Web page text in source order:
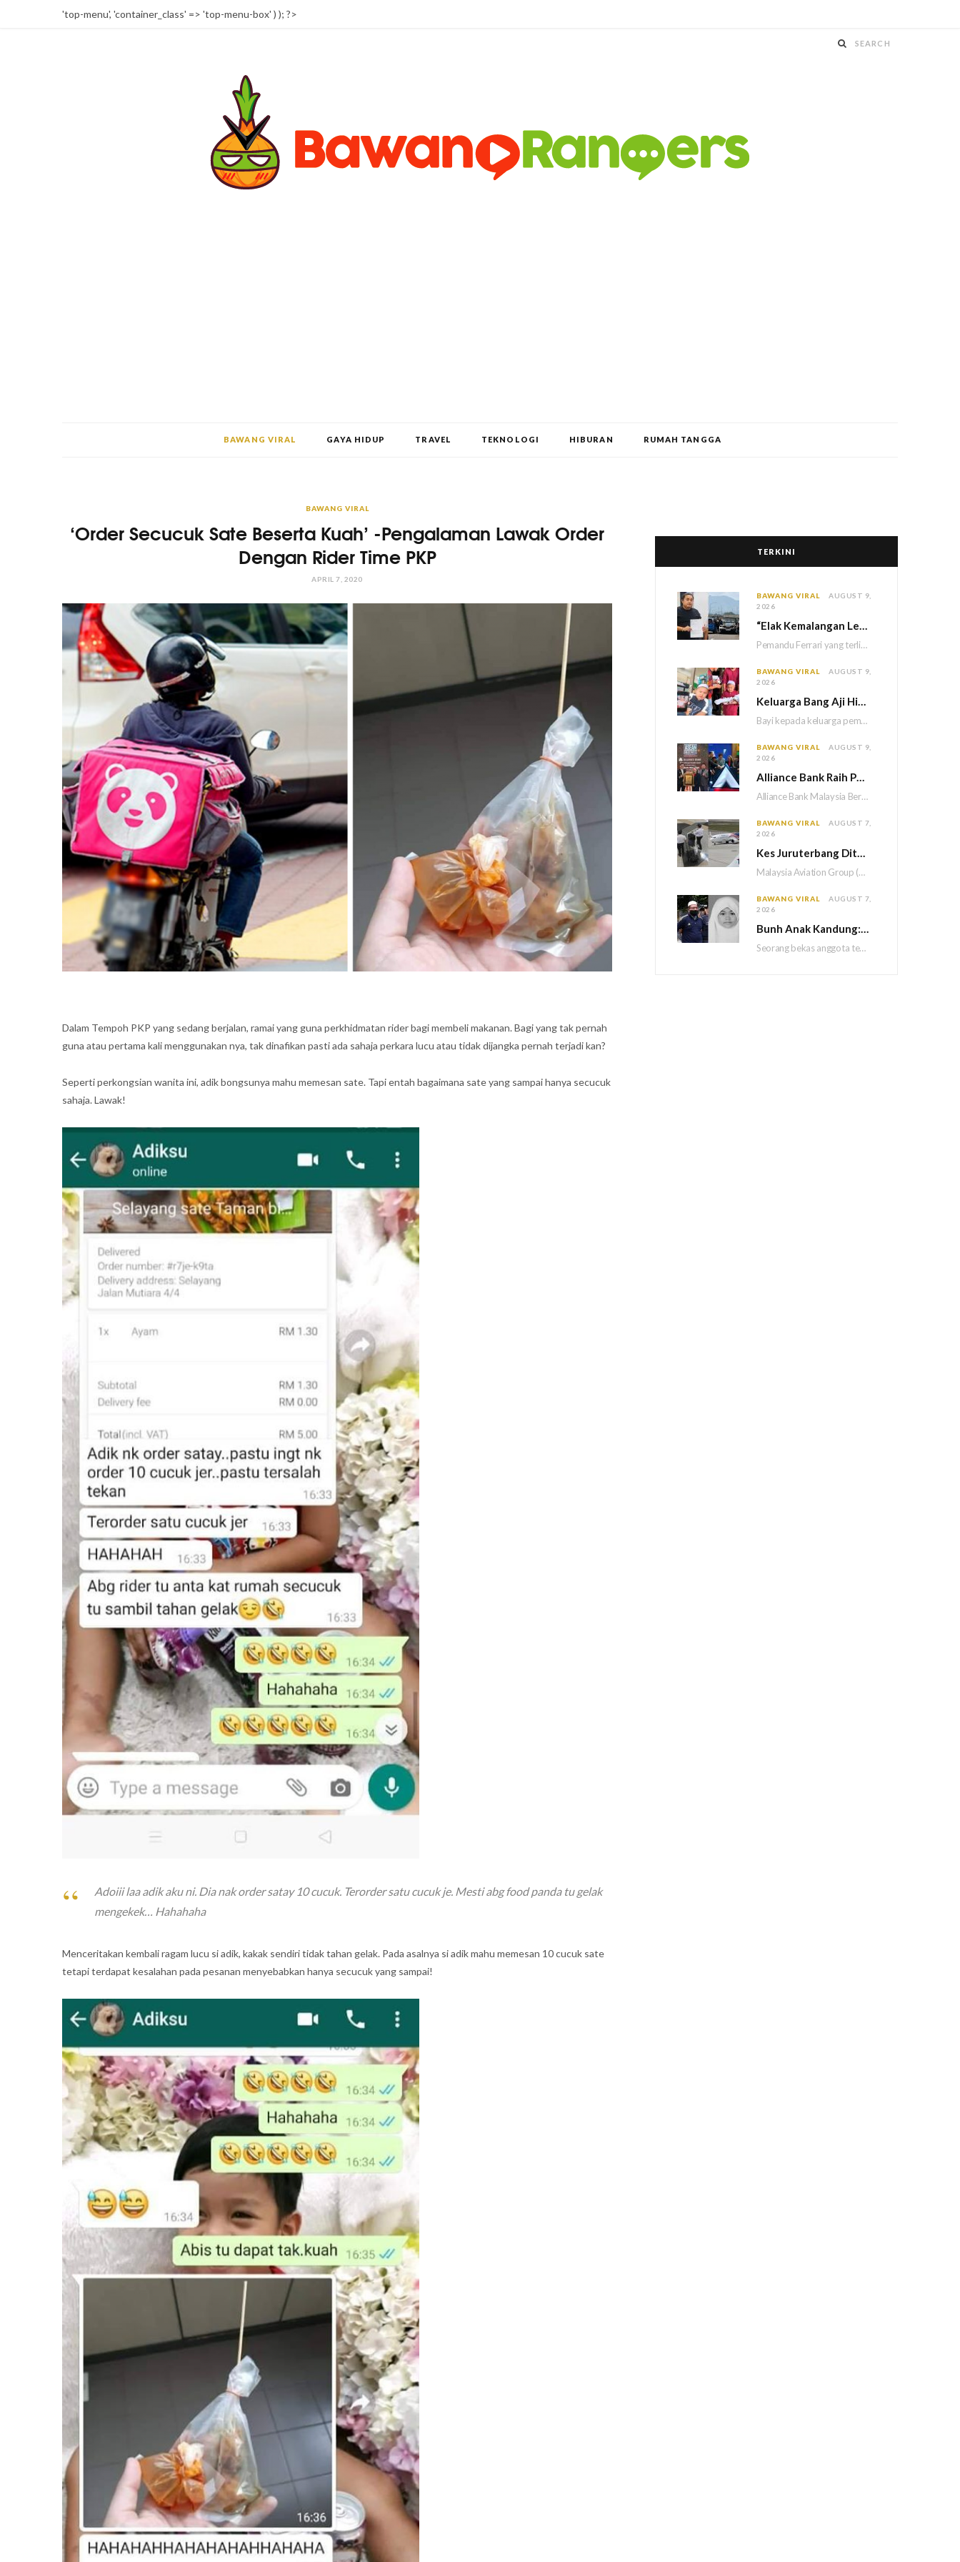
'top-menu', 'container_class' => 'top-menu-box' ) ); ?>
BAWANG VIRAL GAYA HIDUP TRAVEL TEKNOLOGI HIBURAN RUMAH TANGGA
BAWANG VIRAL
‘Order Secucuk Sate Beserta Kuah’ -Pengalaman Lawak Order
Dengan Rider Time PKP
APRIL 7, 2020
Dalam Tempoh PKP yang sedang berjalan, ramai yang guna perkhidmatan rider bagi membeli makanan. Bagi yang tak pernah
guna atau pertama kali menggunakan nya, tak dinafikan pasti ada sahaja perkara lucu atau tidak dijangka pernah terjadi kan?
Seperti perkongsian wanita ini, adik bongsunya mahu memesan sate. Tapi entah bagaimana sate yang sampai hanya secucuk
sahaja. Lawak!
Adoiii laa adik aku ni. Dia nak order satay 10 cucuk. Terorder satu cucuk je. Mesti abg food panda tu gelak
mengekek… Hahahaha
Menceritakan kembali ragam lucu si adik, kakak sendiri tidak tahan gelak. Pada asalnya si adik mahu memesan 10 cucuk sate
tetapi terdapat kesalahan pada pesanan menyebabkan hanya secucuk yang sampai!
TERKINI
BAWANG VIRAL
AUGUST 9,
2026
“Elak Kemalangan Lebih Besar” – Bukan Sengaja Tukar Lorong, Pemandu Ferrari Jelaskan Insiden Pergaduhan Di PLUS
Pemandu Ferrari yang terlibat dalam video pergaduhan dengan pemandu Perodua Aruz di Lebuhraya Utara-Selatan (PLUS)…
BAWANG VIRAL
AUGUST 9,
2026
Keluarga Bang Aji Hiba, Bayi Kayla Meninggal Dunia Selepas 49 Hari Akibat Tersedak Susu
Bayi kepada keluarga pempengaruh cilik, Bang Aji atau Muhammad Aniq, 5, hanya sempat bersama keluarga…
BAWANG VIRAL
AUGUST 9,
2026
Alliance Bank Raih Pengiktirafan ASEAN Records, Tampil Dengan Kad Kredit Maya Lebih Fleksibel
Alliance Bank Malaysia Berhad mencatat pencapaian baharu dalam perbankan digital menerusi penambahbaikan Kad Kredit Maya…
BAWANG VIRAL
AUGUST 7,
2026
Kes Juruterbang Ditahan Di Indonesia, MAG Wajibkan Saringan Dadah 1,260 Juruterbang Malaysia Airlines
Malaysia Aviation Group (MAG) akan melaksanakan saringan dadah mandatori terhadap semua juruterbang Malaysia Airlines sebagai…
BAWANG VIRAL
AUGUST 7,
2026
Bunh Anak Kandung: Bekas Anggota Tentera Terlepas Hukuman M
Seorang bekas anggota tentera terlepas daripada hukuman gantung selepas Mahkamah Persekutuan memutuskan untuk menggantikan hukuman…